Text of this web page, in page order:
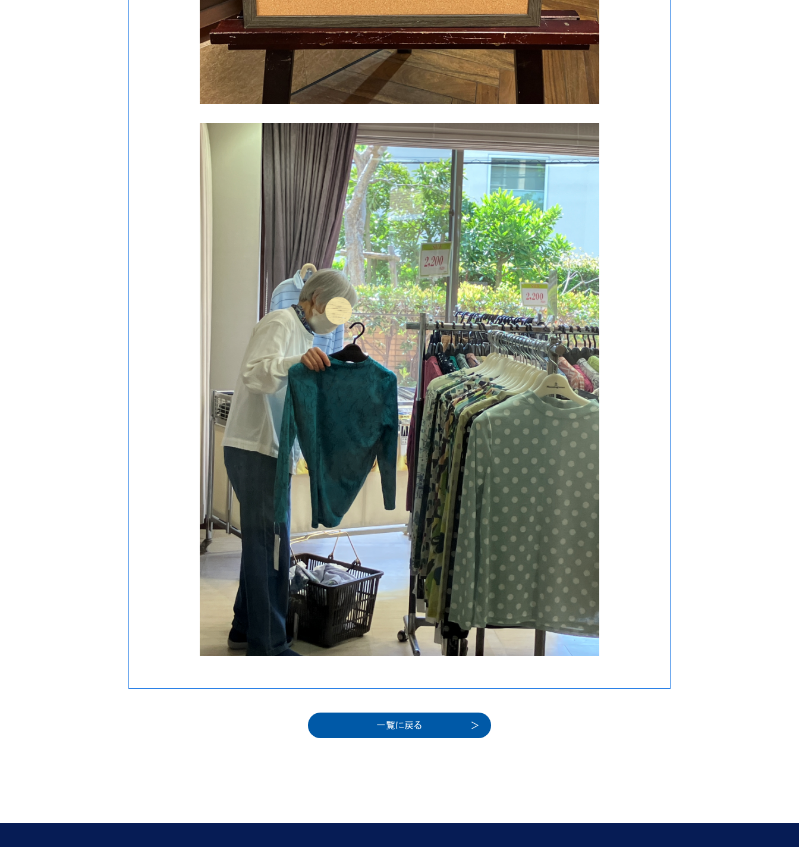
一覧に戻る